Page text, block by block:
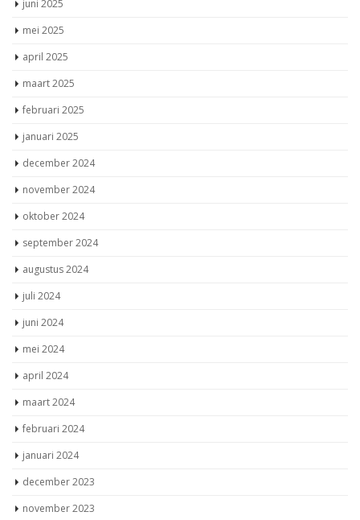
juni 2025
mei 2025
april 2025
maart 2025
februari 2025
januari 2025
december 2024
november 2024
oktober 2024
september 2024
augustus 2024
juli 2024
juni 2024
mei 2024
april 2024
maart 2024
februari 2024
januari 2024
december 2023
november 2023